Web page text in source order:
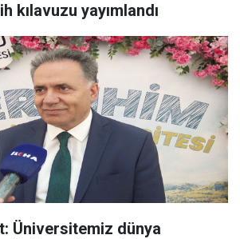
kılavuzu yayımlandı
Üniversitemiz dünya